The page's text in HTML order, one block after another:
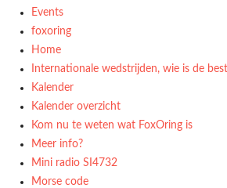
Events
foxoring
Home
Internationale wedstrijden, wie is de
Kalender
Kalender overzicht
Kom nu te weten wat FoxOring is
Meer info?
Mini radio SI4732
Morse code